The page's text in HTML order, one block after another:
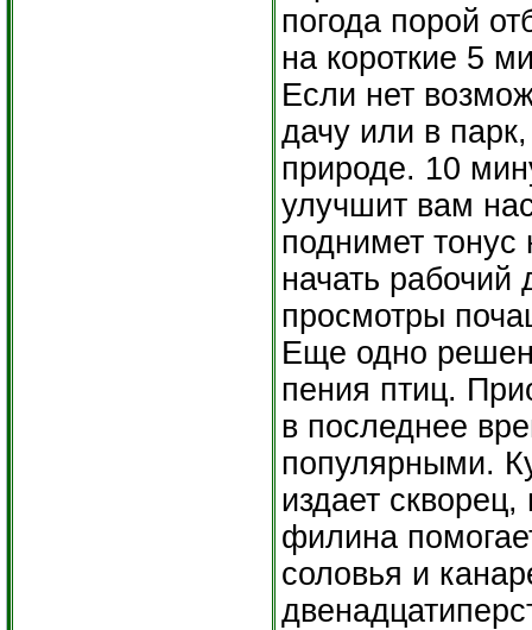
погода порой
на короткие 5
Если нет
дачу или в
природе. 10
улучшит вам
поднимет
начать рабочий
просмотры
Еще одно
пения птиц.
в последнее
популярными.
издает
филина
соловья и